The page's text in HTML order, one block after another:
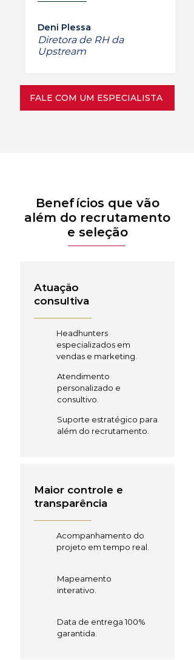
Deni Plessa
Diretora de RH da
Upstream
FALE COM UM ESPECIALISTA
Benefícios que vão
além do recrutamento
e seleção
Atuação
consultiva
Headhunters
especializados em
vendas e marketing.
Atendimento
personalizado e
consultivo.
Suporte estratégico para
além do recrutamento.
Maior controle e
transparência
Acompanhamento do
projeto em tempo real.
Mapeamento
interativo.
Data de entrega 100%
garantida.